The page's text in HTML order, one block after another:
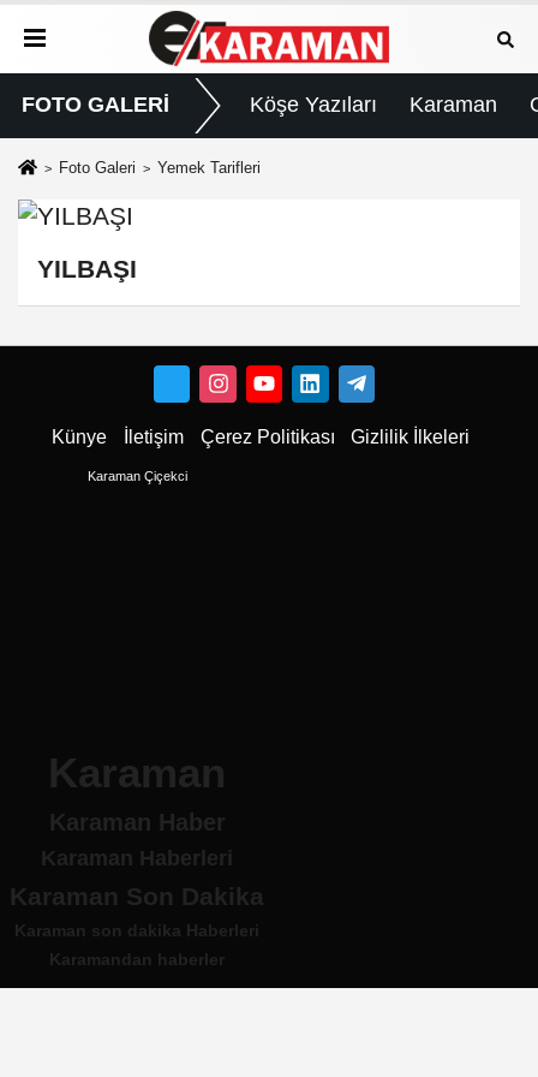
FOTO GALERİ Köşe Yazıları Karaman
Foto Galeri Yemek Tarifleri
YILBAŞI
Künye İletişim Çerez Politikası Gizlilik İlkeleri
Karaman Çiçekci
Karaman
Karaman Haber
Karaman Haberleri
Karaman Son Dakika
Karaman son dakika Haberleri
Karamandan haberler